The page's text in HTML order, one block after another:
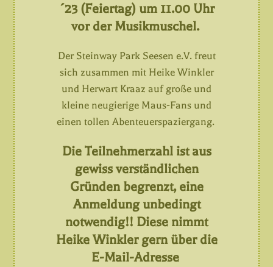
´23 (Feiertag) um 11.00 Uhr
vor der Musikmuschel.
Der Steinway Park Seesen e.V. freut
sich zusammen mit Heike Winkler
und Herwart Kraaz auf große und
kleine neugierige Maus-Fans und
einen tollen Abenteuerspaziergang.
Die Teilnehmerzahl ist aus
gewiss verständlichen
Gründen begrenzt, eine
Anmeldung unbedingt
notwendig!! Diese nimmt
Heike Winkler gern über die
E-Mail-Adresse